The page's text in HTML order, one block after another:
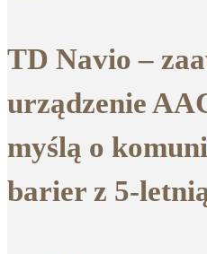
TD Navio –
urządzenie
myślą o
barier z 5-